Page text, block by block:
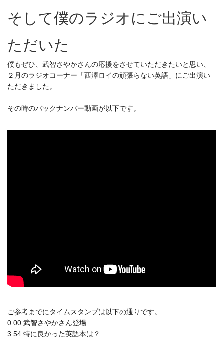
そして僕のラジオにご出演い
ただいた
僕もぜひ、武智さやかさんの応援をさせていただきたいと思い、
２月のラジオコーナー「西澤ロイの頑張らない英語」にご出演い
ただきました。
その時のバックナンバー動画が以下です。
ご参考までにタイムスタンプは以下の通りです。
0:00 武智さやかさん登場
3:54 特に良かった英語本は？